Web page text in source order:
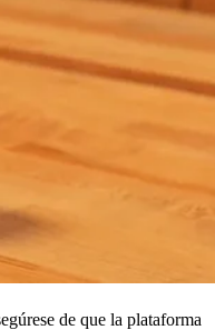
de que la plataforma